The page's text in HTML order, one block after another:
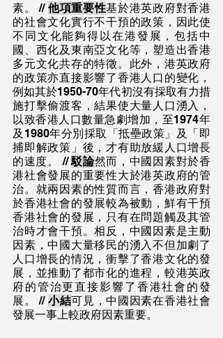
素。 // 他項重要性基於港英政府對香港
的社會文化實行不干預的政策，因此使
不同文化能夠得以在港發展，包括中
國、西化及東南亞文化等，塑造出香港
多元文化共存的特徵。此外，港英政府
的政策亦直接影響了香港人口的變化，
例如其於1950-70年代初沒有採取有力措
施打擊偷渡客，結果使大量人口湧入，
以致香港人口數量急劇增加，至1974年
及1980年分別採取「抵壘政策」及「即
捕即解政策」後，才有助放緩人口增長
的速度。 // 駁論然而，中國因素對於香
港社會發展的重要性大於港英政府的管
治。就兩因素的性質而言，香港政府對
於香港社會的發展較為被動，鮮有干預
香港社會的發展，只有在問題觸及其管
治時才會干預。相反，中國因素是主動
因素，中國大量移民的湧入不但加劇了
人口增長的情況，衝擊了香港文化的發
展，並推動了都市化的進程，較港英政
府的管治更直接影響了香港社會的發
展。 // 小結可見，中國因素在香港社會
發展一事上較政府因素重要。